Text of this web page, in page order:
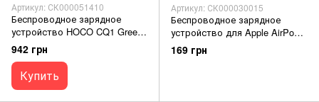
Артикул: СК000051410
Беспроводное зарядное
устройство HOCO CQ1 Greek
folding 3in1 (for iWatch) black
942 грн
Купить
Артикул: СК000030015
Беспроводное зарядное
устройство для Apple AirPods
Wireless Charger
169 грн